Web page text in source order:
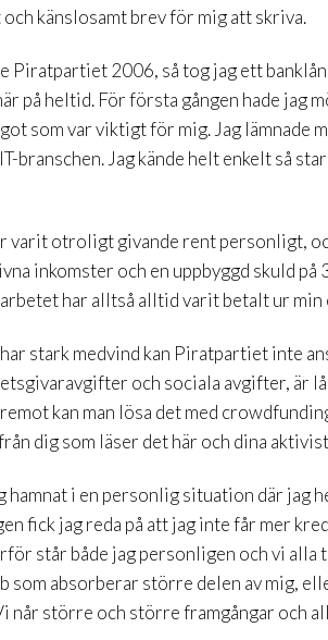
känslosamt brev för mig att skriva.
Piratpartiet 2006, så tog jag ett
på heltid. För första gången hade
som var viktigt för mig. Jag lämnade
branschen. Jag kände helt enkelt så
varit otroligt givande rent personligt,
inkomster och en uppbyggd skuld
har alltså alltid varit betalt ur min
stark medvind kan Piratpartiet inte
och sociala avgifter, är
kan man lösa det med
dig som läser det här och dina
hamnat i en personlig situation där jag
fick jag reda på att jag inte får mer
står både jag personligen och vi
som absorberar större delen av mig,
når större och större framgångar och